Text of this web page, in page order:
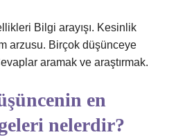
Bilgi arayışı. Kesinlik
arzusu. Birçok düşünceye
aramak ve araştırmak.
en
nelerdir?